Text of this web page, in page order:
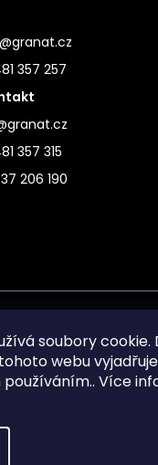
soubory cookie.
webu
používáním.. Více
357 257
357 315
206 190